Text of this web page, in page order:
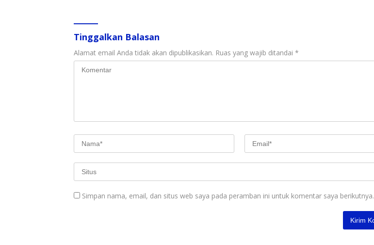
Tinggalkan Balasan
Alamat email Anda tidak akan dipublikasikan. Ruas yang wajib ditandai *
Simpan nama, email, dan situs web saya pada peramban ini untuk komentar saya berikutnya.